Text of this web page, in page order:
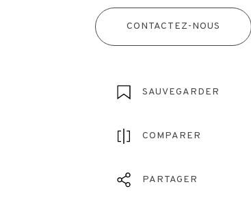
CONTACTEZ-NOUS
SAUVEGARDER
COMPARER
PARTAGER